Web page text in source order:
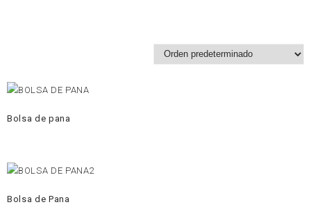
Bolsa de pana
Bolsa de Pana